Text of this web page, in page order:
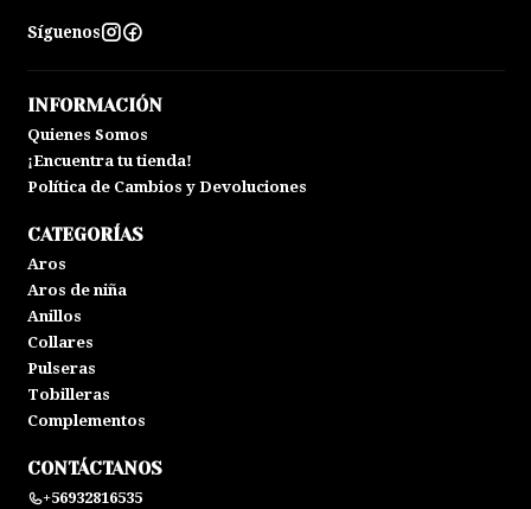
Síguenos
INFORMACIÓN
Quienes Somos
¡Encuentra tu tienda!
Política de Cambios y Devoluciones
CATEGORÍAS
Aros
Aros de niña
Anillos
Collares
Pulseras
Tobilleras
Complementos
CONTÁCTANOS
+56932816535